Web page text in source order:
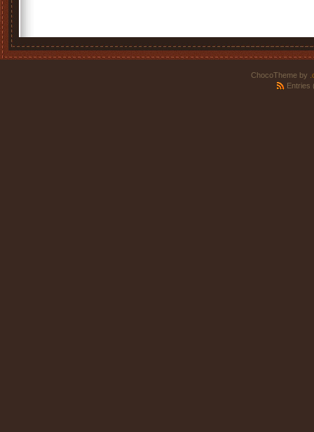
ChocoTheme by
Entries